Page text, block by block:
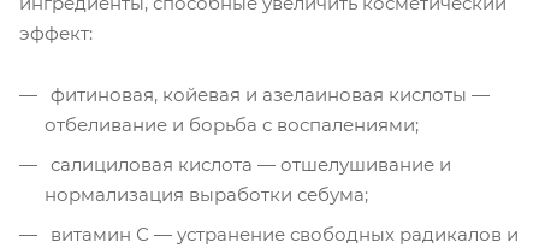
эффект:
фитиновая, койевая и азелаиновая кислоты —
отбеливание и борьба с воспалениями;
салициловая кислота — отшелушивание и
нормализация выработки себума;
витамин С — устранение свободных радикалов и